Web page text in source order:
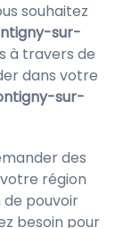
souhaitez
sur-
à travers de
dans votre
sur-
des
région
pouvoir
besoin pour